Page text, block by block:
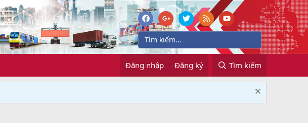
Đăng nhập Đăng ký Tìm kiếm